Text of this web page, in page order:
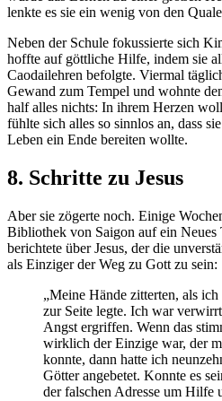
lenkte es sie ein wenig von den
Neben der Schule fokussierte sich
hoffte auf göttliche Hilfe, indem sie
Caodailehren befolgte. Viermal
Gewand zum Tempel und wohnte
half alles nichts: In ihrem Herzen
fühlte sich alles so sinnlos an, dass
Leben ein Ende bereiten wollte.
8. Schritte zu Jesus
Aber sie zögerte noch. Einige
Bibliothek von Saigon auf ein Neues
berichtete über Jesus, der die
als Einziger der Weg zu Gott zu sein:
„Meine Hände zitterten, als ich
zur Seite legte. Ich war
Angst ergriffen. Wenn das
wirklich der Einzige war, der
konnte, dann hatte ich
Götter angebetet. Konnte es
der falschen Adresse um Hilfe